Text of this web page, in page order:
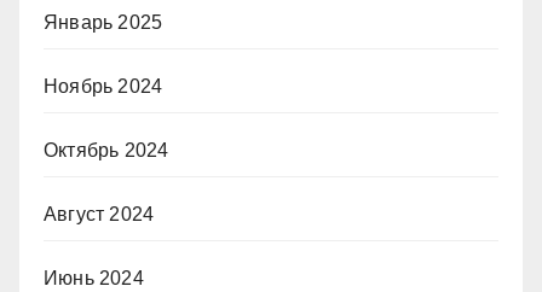
Январь 2025
Ноябрь 2024
Октябрь 2024
Август 2024
Июнь 2024